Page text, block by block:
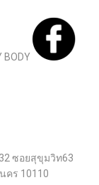
BODY
ซอยสุขุมวิท63
คร 10110